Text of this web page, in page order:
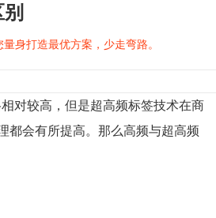
身打造最优方案，少走弯路。
对较高，但是超高频标签技术在商
都会有所提高。那么高频与超高频